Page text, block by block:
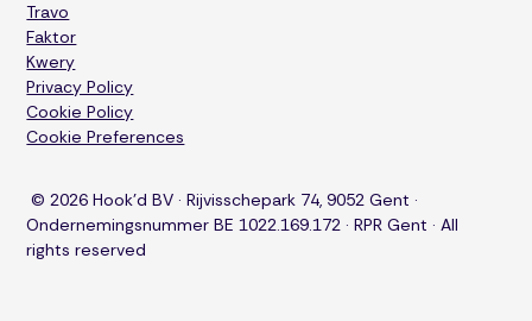
© 2026 Hook'd BV · Rijvisschepark 74, 9052 Gent ·
Ondernemingsnummer BE 1022.169.172 · RPR Gent · All
rights reserved
Travo
Faktor
Kwery
Privacy Policy
Cookie Policy
Cookie Preferences